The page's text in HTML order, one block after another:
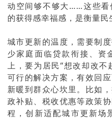
动空间够不够大……这些看
的获得感幸福感，是衡量民
城市更新的温度，需要制
少家庭面临贷款衔接、资
上，要为居民“想改却改不
可行的解决方案，有效回
新暖到群众心坎里。比如
政补贴、税收优惠等政策
程，创新适配城市更新场